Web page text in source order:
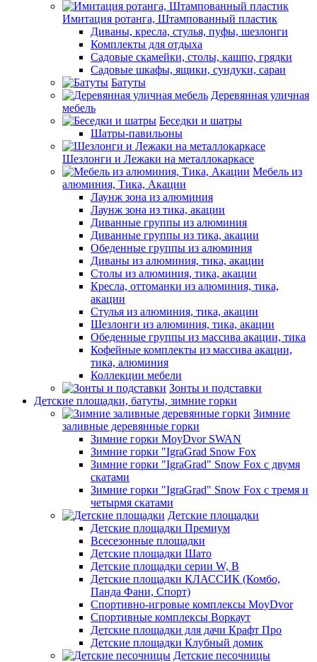
Имитация ротанга, Штампованный пластик
Диваны, кресла, стулья, пуфы, шезлонги
Комплекты для отдыха
Садовые скамейки, столы, кашпо, грядки
Садовые шкафы, ящики, сундуки, сараи
Батуты
Деревянная уличная
мебель
Беседки и шатры
Шатры-павильоны
Шезлонги и Лежаки на металлокаркасе
Мебель из
алюминия, Тика, Акации
Лаунж зона из алюминия
Лаунж зона из тика, акации
Диванные группы из алюминия
Диванные группы из тика, акации
Обеденные группы из алюминия
Диваны из алюминия, тика, акации
Столы из алюминия, тика, акации
Кресла, оттоманки из алюминия, тика,
акации
Стулья из алюминия, тика, акации
Шезлонги из алюминия, тика, акации
Обеденные группы из массива акации, тика
Кофейные комплекты из массива акации,
тика, алюминия
Коллекции мебели
Зонты и подставки
Детские площадки, батуты, зимние горки
Зимние
заливные деревянные горки
Зимние горки MoyDvor SWAN
Зимние горки "IgraGrad Snow Fox
Зимние горки "IgraGrad" Snow Fox с двумя
скатами
Зимние горки "IgraGrad" Snow Fox с тремя и
четырмя скатами
Детские площадки
Детские площадки Премиум
Всесезонные площадки
Детские площадки Шато
Детские площадки серии W, В
Детские площадки КЛАССИК (Комбо,
Панда Фани, Спорт)
Спортивно-игровые комплексы MoyDvor
Спортивные комплексы Воркаут
Детские площадки для дачи Крафт Про
Детские площадки Клубный домик
Детские песочницы